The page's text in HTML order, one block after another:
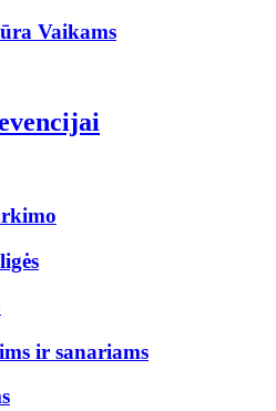
Vaikams
ir sanariams